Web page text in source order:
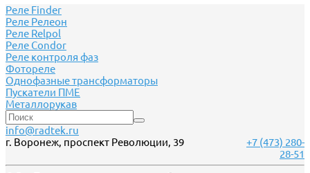
Реле Finder
Реле Релеон
Реле Relpol
Реле Сondor
Реле контроля фаз
Фотореле
Однофазные трансформаторы
Пускатели ПМЕ
Металлорукав
info@radtek.ru
г. Воронеж, проспект Революции, 39
+7 (473) 280-
28-51